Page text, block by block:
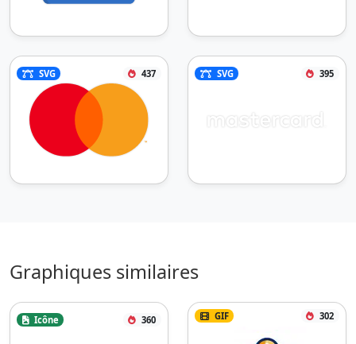
SVG 437 SVG 395
Graphiques similaires
Icône 360 GIF 302